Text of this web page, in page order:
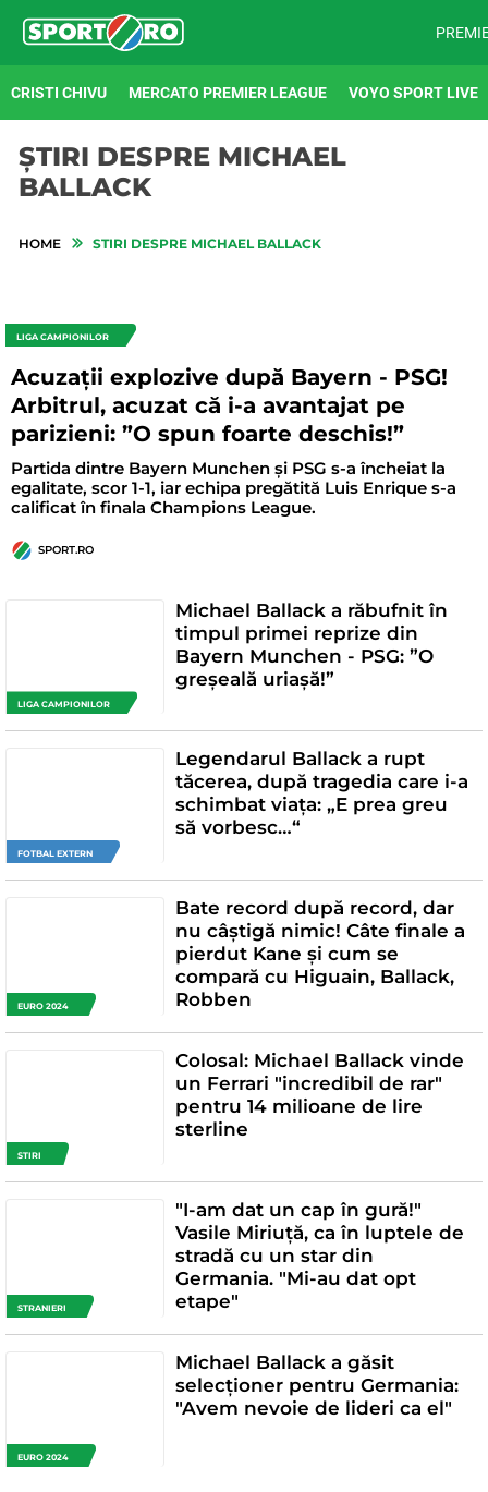
CRISTI CHIVU MERCATO PREMIER LEAGUE VOYO SPORT LIVE
ȘTIRI DESPRE MICHAEL
BALLACK
HOME STIRI DESPRE MICHAEL BALLACK
LIGA CAMPIONILOR
Acuzații explozive după Bayern - PSG!
Arbitrul, acuzat că i-a avantajat pe
parizieni: ”O spun foarte deschis!”
Partida dintre Bayern Munchen și PSG s-a încheiat la
egalitate, scor 1-1, iar echipa pregătită Luis Enrique s-a
calificat în finala Champions League.
SPORT.RO
LIGA CAMPIONILOR
Michael Ballack a răbufnit în
timpul primei reprize din
Bayern Munchen - PSG: ”O
greșeală uriașă!”
FOTBAL EXTERN
Legendarul Ballack a rupt
tăcerea, după tragedia care i-a
schimbat viața: „E prea greu
să vorbesc…“
EURO 2024
Bate record după record, dar
nu câștigă nimic! Câte finale a
pierdut Kane și cum se
compară cu Higuain, Ballack,
Robben
STIRI
Colosal: Michael Ballack vinde
un Ferrari "incredibil de rar"
pentru 14 milioane de lire
sterline
STRANIERI
"I-am dat un cap în gură!"
Vasile Miriuță, ca în luptele de
stradă cu un star din
Germania. "Mi-au dat opt
etape"
EURO 2024
Michael Ballack a găsit
selecționer pentru Germania:
"Avem nevoie de lideri ca el"